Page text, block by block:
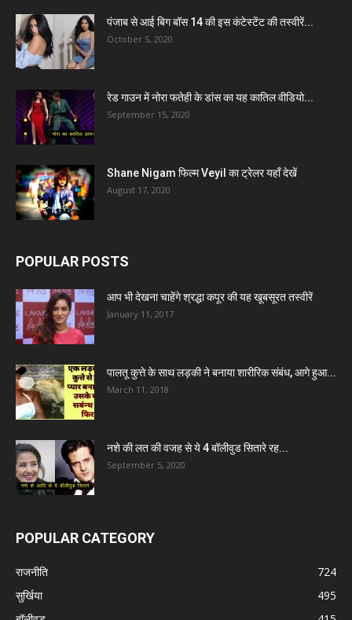
पंजाब से आई बिग बॉस 14 की इस कंटेस्टेंट की तस्वीरें...
October 5, 2020
रेड गाउन में नोरा फतेही के डांस का यह कातिल वीडियो...
September 15, 2020
Shane Nigam फिल्म Veyil का ट्रेलर यहाँ देखें
August 17, 2020
POPULAR POSTS
आप भी देखना चाहेंगे श्रद्धा कपूर की यह खूबसूरत तस्वीरें
January 11, 2017
पालतू कुत्ते के साथ लड़की ने बनाया शारीरिक संबंध, आगे हुआ...
March 11, 2018
नशे की लत की वजह से ये 4 बॉलीवुड सितारे रह...
September 5, 2020
POPULAR CATEGORY
राजनीति
724
सुर्खिया
495